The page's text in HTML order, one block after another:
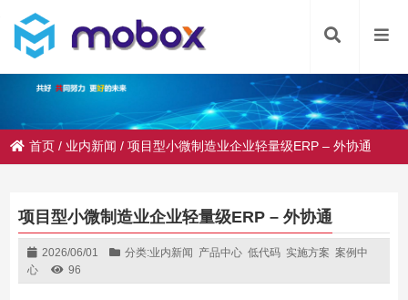
首页 / 业内新闻 /项目型小微制造业企业轻量级ERP – 外协通
项目型小微制造业企业轻量级ERP – 外协通
2026/06/01 分类:业内新闻 产品中心 低代码 实施方案 案例中
心
96